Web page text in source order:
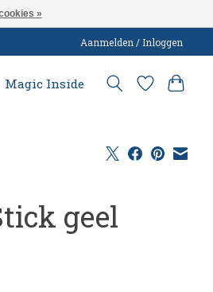
Aanmelden / Inloggen
Magic Inside
geel
»